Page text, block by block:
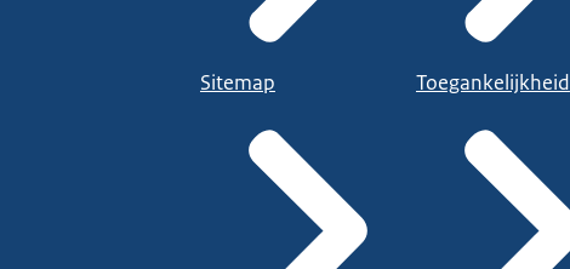
Sitemap Toegankelijkheid